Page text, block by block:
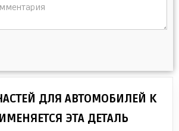
ДЛЯ АВТОМОБИЛЕЙ К
ЭТА ДЕТАЛЬ